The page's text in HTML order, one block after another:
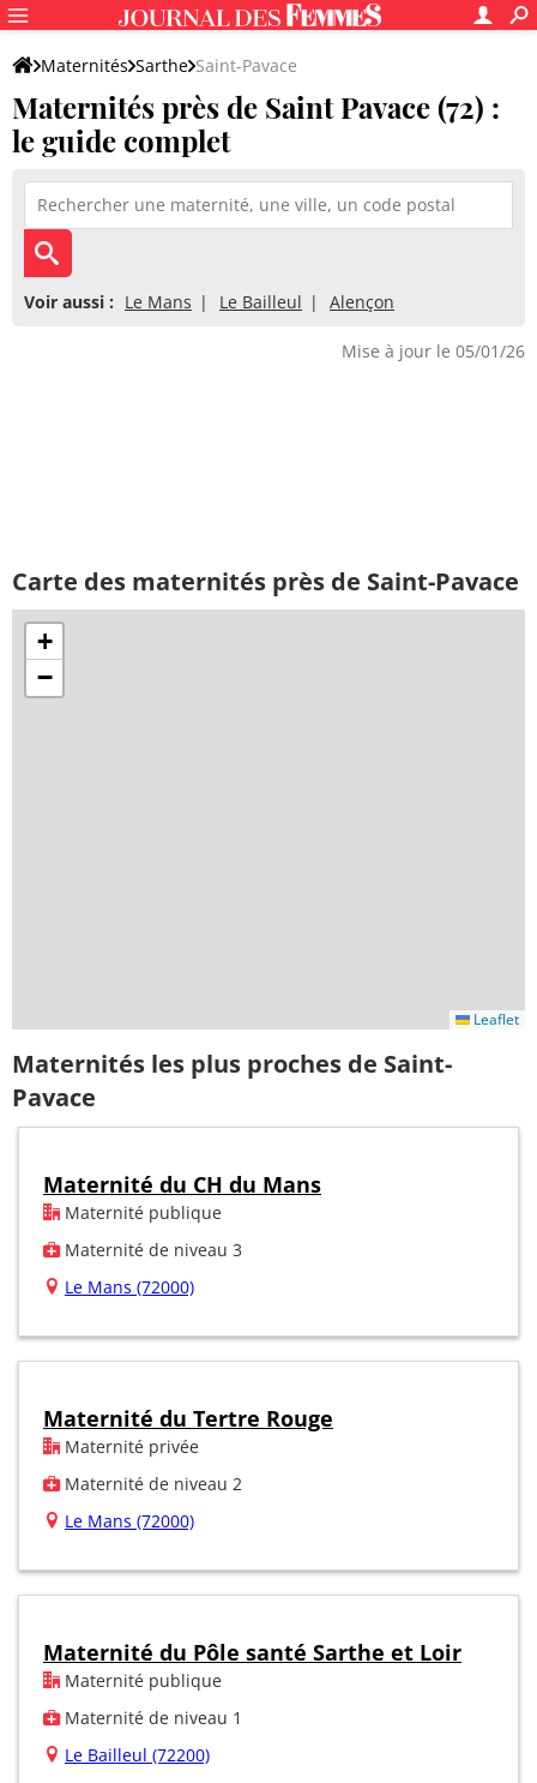
Maternités Sarthe Saint-Pavace
Maternités près de Saint Pavace (72) :
le guide complet
Voir aussi : Le Mans Le Bailleul Alençon
Mise à jour le 05/01/26
Carte des maternités près de Saint-Pavace
+
−
Leaflet
Maternités les plus proches de Saint-
Pavace
Maternité du CH du Mans
Maternité publique
Maternité de niveau 3
Le Mans (72000)
Maternité du Tertre Rouge
Maternité privée
Maternité de niveau 2
Le Mans (72000)
Maternité du Pôle santé Sarthe et Loir
Maternité publique
Maternité de niveau 1
Le Bailleul (72200)